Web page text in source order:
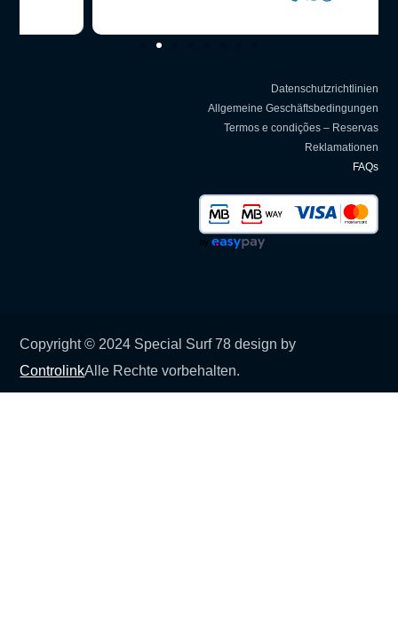
Datenschutzrichtlinien
Allgemeine Geschäftsbedingungen
Termos e condições – Reservas
Reklamationen
FAQs
Copyright © 2024 Special Surf 78 design by
ControlinkAlle Rechte vorbehalten.